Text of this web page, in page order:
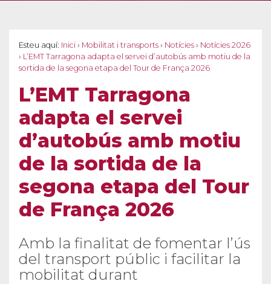
Esteu aquí: Inici › Mobilitat i transports › Notícies › Notícies 2026
› L’EMT Tarragona adapta el servei d’autobús amb motiu de la
sortida de la segona etapa del Tour de França 2026
L’EMT Tarragona
adapta el servei
d’autobús amb motiu
de la sortida de la
segona etapa del Tour
de França 2026
Amb la finalitat de fomentar l’ús
del transport públic i facilitar la
mobilitat durant